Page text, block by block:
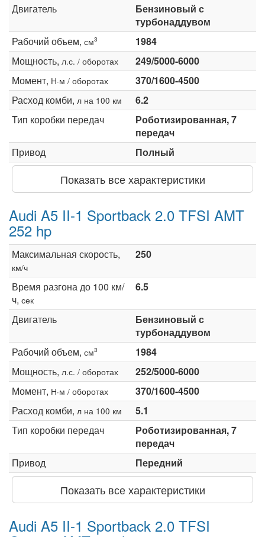
Двигатель
Бензиновый с
турбонаддувом
Рабочий объем, см3
1984
Мощность, л.с. / оборотах
249/5000-6000
Момент, Н·м / оборотах
370/1600-4500
Расход комби, л на 100 км
6.2
Тип коробки передач
Роботизированная, 7
передач
Привод
Полный
Показать все характеристики
Audi A5 II-1 Sportback 2.0 TFSI AMT
252 hp
Максимальная скорость,
км/ч
250
Время разгона до 100 км/
ч, сек
6.5
Двигатель
Бензиновый с
турбонаддувом
Рабочий объем, см3
1984
Мощность, л.с. / оборотах
252/5000-6000
Момент, Н·м / оборотах
370/1600-4500
Расход комби, л на 100 км
5.1
Тип коробки передач
Роботизированная, 7
передач
Привод
Передний
Показать все характеристики
Audi A5 II-1 Sportback 2.0 TFSI